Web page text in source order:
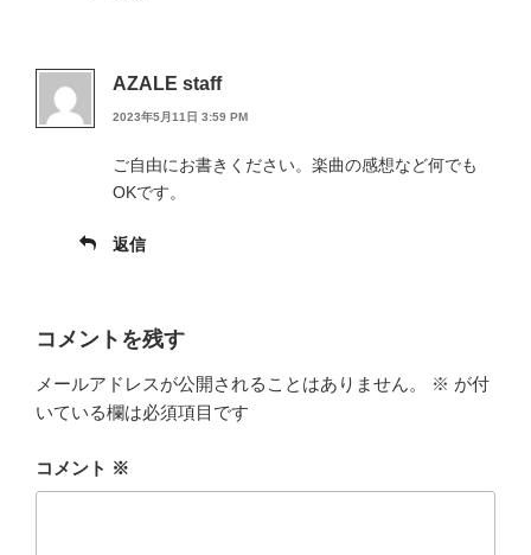
AZALE staff
2023年5月11日 3:59 PM
ご自由にお書きください。楽曲の感想など何でも
OKです。
返信
コメントを残す
メールアドレスが公開されることはありません。 ※ が付
いている欄は必須項目です
コメント ※